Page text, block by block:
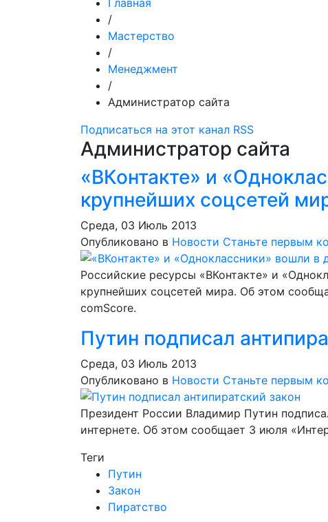
Главная
/
Мастерство
/
Менеджмент
/
Администратор сайта
Подписаться на этот канал RSS
Администратор сайта
«ВКонтакте» и
крупнейших соцсетей
Среда, 03 Июль 2013
Опубликовано в Новости Станьте первым
Российские ресурсы «ВКонтакте» и
крупнейших соцсетей мира. Об этом
comScore.
Путин подписал
Среда, 03 Июль 2013
Опубликовано в Новости Станьте первым
Президент России Владимир Путин
интернете. Об этом сообщает 3 июля
Теги
Путин
Закон
Пиратство